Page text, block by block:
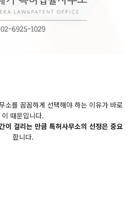
소를 꼼꼼하게 선택해야 하는 이유가 바로
이 때문입니다.
이 걸리는 만큼 특허사무소의 선정은 중요
합니다.